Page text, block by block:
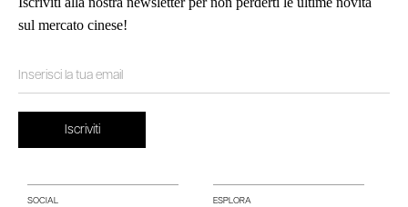
sul mercato cinese!
SOCIAL ESPLORA